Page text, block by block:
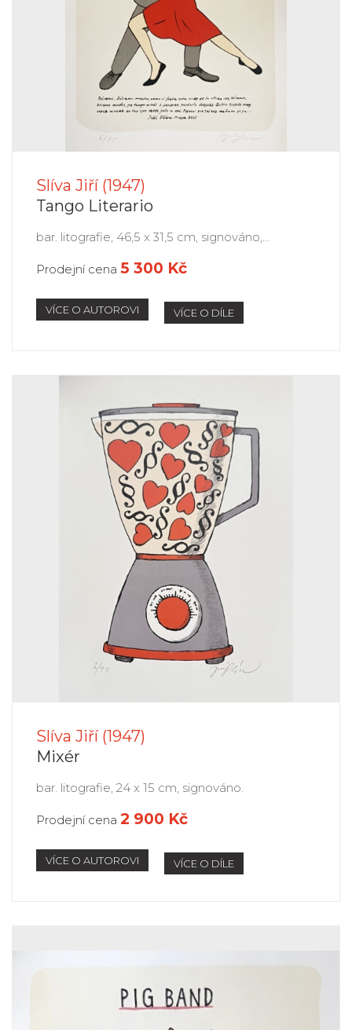
Slíva Jiří (1947)
Tango Literario
bar. litografie, 46,5 x 31,5 cm, signováno,...
Prodejní cena 5 300 Kč
VÍCE O AUTOROVI VÍCE O DÍLE
Slíva Jiří (1947)
Mixér
bar. litografie, 24 x 15 cm, signováno.
Prodejní cena 2 900 Kč
VÍCE O AUTOROVI VÍCE O DÍLE